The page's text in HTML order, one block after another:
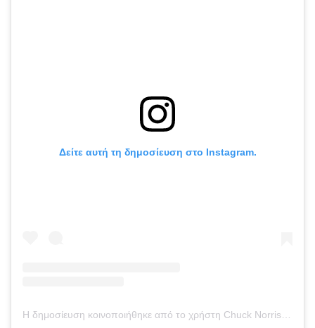
Δείτε αυτή τη δημοσίευση στο Instagram.